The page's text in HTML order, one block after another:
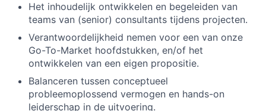
Het inhoudelijk ontwikkelen en begeleiden van
teams van (senior) consultants tijdens projecten.
Verantwoordelijkheid nemen voor een van onze
Go-To-Market hoofdstukken, en/of het
ontwikkelen van een eigen propositie.
Balanceren tussen conceptueel
probleemoplossend vermogen en hands-on
leiderschap in de uitvoering.